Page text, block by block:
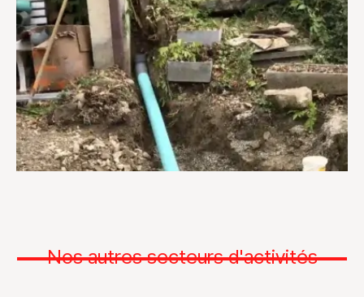
Nos autres secteurs d'activités